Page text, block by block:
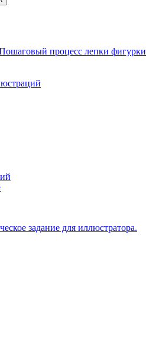
процесс лепки фигурки
задание для иллюстратора.